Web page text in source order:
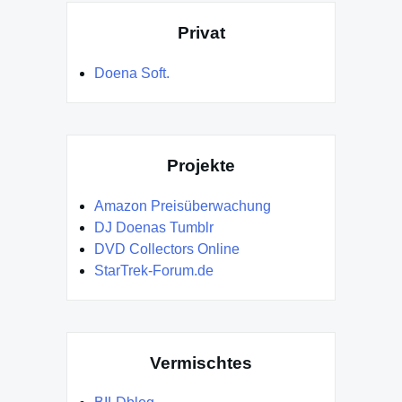
Privat
Doena Soft.
Projekte
Amazon Preisüberwachung
DJ Doenas Tumblr
DVD Collectors Online
StarTrek-Forum.de
Vermischtes